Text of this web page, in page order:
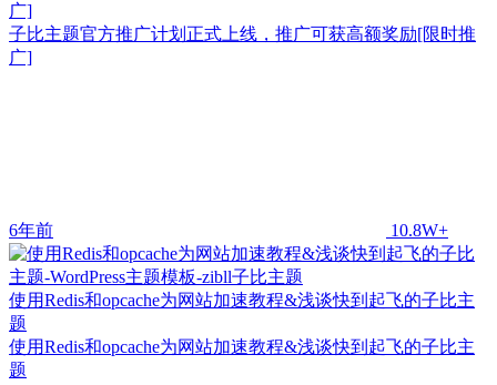
广]
子比主题官方推广计划正式上线，推广可获高额奖励[限时推
广]
6年前 10.8W+
使用Redis和opcache为网站加速教程&浅谈快到起飞的子比主
题
使用Redis和opcache为网站加速教程&浅谈快到起飞的子比主
题